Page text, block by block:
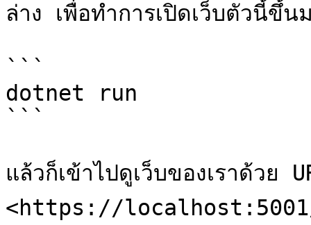
ล่าง เพื่อทำการเปิดเว็บตัวนี้ขึ้น
```
dotnet run
```
แล้วก็เข้าไปดูเว็บของเราด้วย
<https://localhost:5001/